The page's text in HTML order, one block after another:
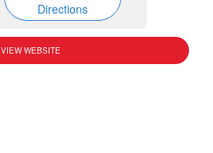
Directions
VIEW WEBSITE